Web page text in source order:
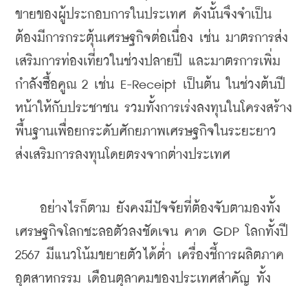
ขายของผู้ประกอบการในประเทศ ดังนั้นจึงจำเป็น
ต้องมีการกระตุ้นเศรษฐกิจต่อเนื่อง เช่น มาตรการส่ง
เสริมการท่องเที่ยวในช่วงปลายปี และมาตรการเพิ่ม
กำลังซื้อคูณ 2 เช่น E-Receipt เป็นต้น ในช่วงต้นปี
หน้าให้กับประชาชน รวมทั้งการเร่งลงทุนในโครงสร้าง
พื้นฐานเพื่อยกระดับศักยภาพเศรษฐกิจในระยะยาว
ส่งเสริมการลงทุนโดยตรงจากต่างประเทศ
อย่างไรก็ตาม ยังคงมีปัจจัยที่ต้องจับตามองทั้ง
เศรษฐกิจโลกชะลอตัวลงชัดเจน คาด GDP โลกทั้งปี
2567 มีแนวโน้มขยายตัวได้ต่ำ เครื่องชี้การผลิตภาค
อุตสาหกรรม เดือนตุลาคมของประเทศสำคัญ ทั้ง